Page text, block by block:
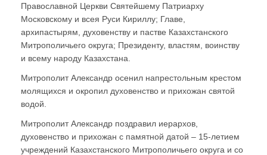
Православной Церкви Святейшему Патриарху
Московскому и всея Руси Кириллу; Главе,
архипастырям, духовенству и пастве Казахстанского
Митрополичьего округа; Президенту, властям, воинству
и всему народу Казахстана.
Митрополит Александр осенил напрестольным крестом
молящихся и окропил духовенство и прихожан святой
водой.
Митрополит Александр поздравил иерархов,
духовенство и прихожан с памятной датой – 15-летием
учреждений Казахстанского Митрополичьего округа и со